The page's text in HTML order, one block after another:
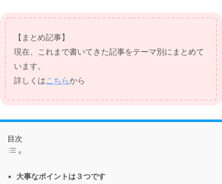
【まとめ記事】
現在、これまで書いてきた記事をテーマ別にまとめて
います。
詳しくはこちらから
目次
大事なポイントは３つです